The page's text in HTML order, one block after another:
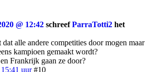
@ 12:42 schreefParraTotti2 het
alle andere competities door mogen maar
kampioen gemaakt wordt?
Frankrijk gaan ze door?
uur #10